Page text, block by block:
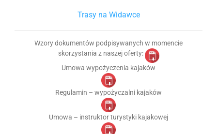
Trasy na Widawce
Wzory dokumentów podpisywanych w momencie
skorzystania z naszej oferty:
Umowa wypożyczenia kajaków
Regulamin – wypożyczalni kajaków
Umowa – instruktor turystyki kajakowej